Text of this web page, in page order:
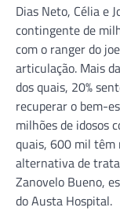
Dias Neto, Célia e
contingente de
com o ranger do
articulação. Mais
dos quais, 20%
recuperar o bem-
milhões de idosos
quais, 600 mil têm
alternativa de
Zanovelo Bueno,
do Austa Hospital.